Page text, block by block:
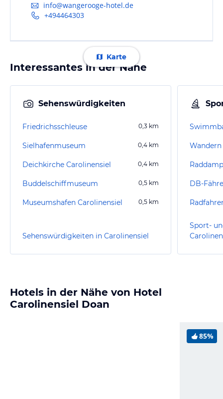
info@wangerooge-hotel.de
+494464303
Karte
Interessantes in der Nähe
Sehenswürdigkeiten
Friedrichsschleuse 0,3 km
Sielhafenmuseum 0,4 km
Deichkirche Carolinensiel 0,4 km
Buddelschiffmuseum 0,5 km
Museumshafen Carolinensiel 0,5 km
Sehenswürdigkeiten in Carolinensiel
DB-
Sport-
Hotels in der Nähe von Hotel
Carolinensiel Doan
85%